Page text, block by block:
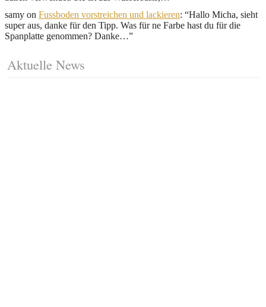
samy on Fussboden vorstreichen und lackieren: “Hallo Micha, sieht
super aus, danke für den Tipp. Was für ne Farbe hast du für die
Spanplatte genommen? Danke…”
Aktuelle News